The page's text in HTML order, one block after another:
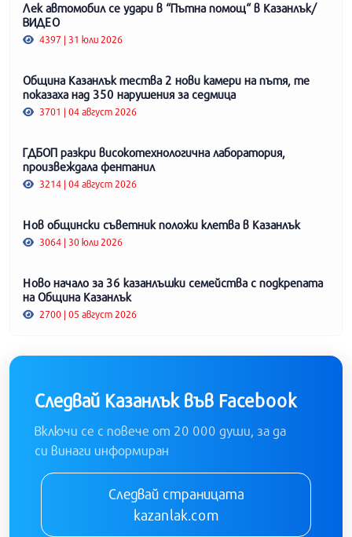
Лек автомобил се удари в “Пътна помощ“ в Казанлък/
ВИДЕО
4397 | 31 юли 2026
Община Казанлък тества 2 нови камери на пътя, те
показаха над 350 нарушения за седмица
3701 | 04 август 2026
ГДБОП разкри високотехнологична лаборатория,
произвеждала фентанил
3214 | 04 август 2026
Нов общински съветник положи клетва в Казанлък
3064 | 30 юли 2026
Ново начало за 36 казанлъшки семейства с подкрепата
на Община Казанлък
2700 | 05 август 2026
Следвай Казанлък във Facebook
Включи се с повече от 20 000 души, за да
си винаги информиран
Следвай страницата
kazanlak.com